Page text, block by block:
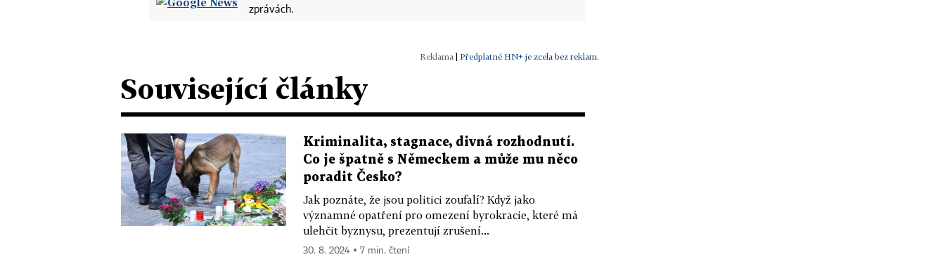
zprávách.
| Předplatné HN+ je zcela bez reklam.
Související články
Kriminalita, stagnace, divná rozhodnutí.
Co je špatně s Německem a může mu něco
poradit Česko?
Jak poznáte, že jsou politici zoufalí? Když jako
významné opatření pro omezení byrokracie, které má
ulehčit byznysu, prezentují zrušení...
30. 8. 2024 ▪ 7 min. čtení